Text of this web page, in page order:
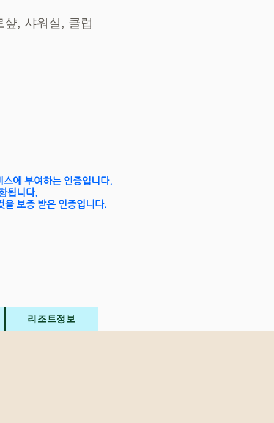
, 샤워실, 클럽
에 부여하는 인증입니다.
됩니다.
을 보증 받은 인증입니다.
리조트정보